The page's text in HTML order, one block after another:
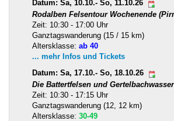
Datum: Sa, 10.10.- So, 11.10.26
Rodalben Felsentour Wochenende
Zeit: 10:30 - 17:00 Uhr
Ganztagswanderung (15 / 15 km)
Altersklasse: ab 40
... mehr Infos und Tickets
Datum: Sa, 17.10.- So, 18.10.26
Die Battertfelsen und
Zeit: 10:30 - 17:15 Uhr
Ganztagswanderung (12, 12 km)
Altersklasse: 30-49